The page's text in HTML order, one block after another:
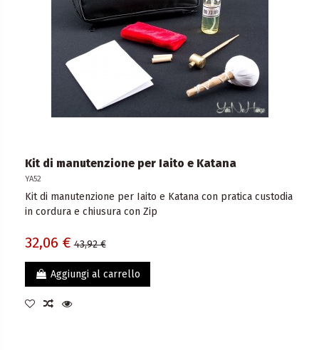
Kit di manutenzione per Iaito e Katana
YA52
Kit di manutenzione per Iaito e Katana con pratica custodia
in cordura e chiusura con Zip
32,06 € 43,92 €
Aggiungi al carrello